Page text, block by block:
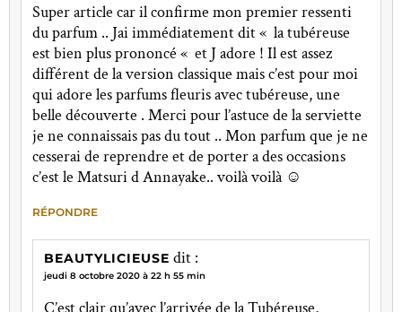
Super article car il confirme mon premier ressenti
du parfum .. Jai immédiatement dit « la tubéreuse
est bien plus prononcé « et J adore ! Il est assez
différent de la version classique mais c’est pour moi
qui adore les parfums fleuris avec tubéreuse, une
belle découverte . Merci pour l’astuce de la serviette
je ne connaissais pas du tout .. Mon parfum que je ne
cesserai de reprendre et de porter a des occasions
c’est le Matsuri d Annayake.. voilà voilà ☺️
RÉPONDRE
BEAUTYLICIEUSE dit :
jeudi 8 octobre 2020 à 22 h 55 min
C’est clair qu’avec l’arrivée de la Tubéreuse,